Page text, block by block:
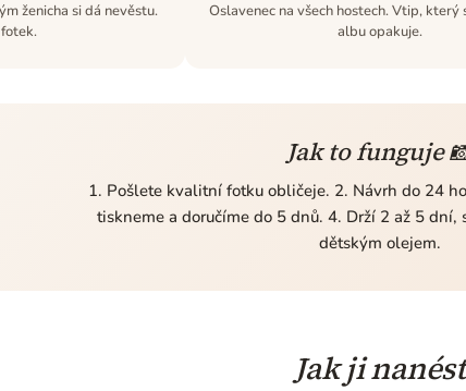
ženicha si dá nevěstu.
Oslavenec na všech hostech. Vtip, který
albu opakuje.
Jak to funguje
1. Pošlete kvalitní fotku obličeje. 2. Návrh do 24
tiskneme a doručíme do 5 dnů. 4. Drží 2 až 5 dní,
dětským olejem.
Jak ji nanést